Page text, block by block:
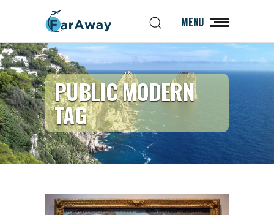
MENU
PUBLIC MODERN
TAG